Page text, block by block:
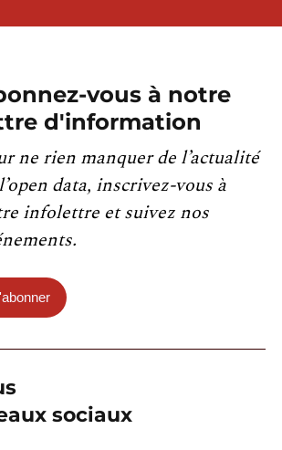
vous à notre
d'information
ne rien manquer de l’actualité
data, inscrivez-vous à
infolettre et suivez nos
sociaux